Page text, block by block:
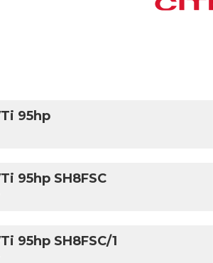
95hp
95hp SH8FSC
95hp SH8FSC/1